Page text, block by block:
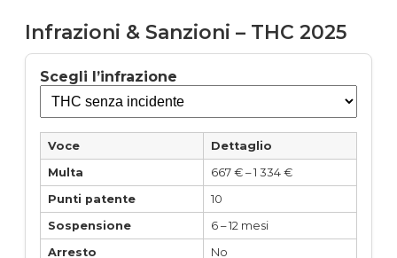
Infrazioni & Sanzioni – THC 2025
Scegli l’infrazione
Voce
Dettaglio
Multa
667 € – 1 334 €
Punti patente
10
Sospensione
6 – 12 mesi
Arresto
No